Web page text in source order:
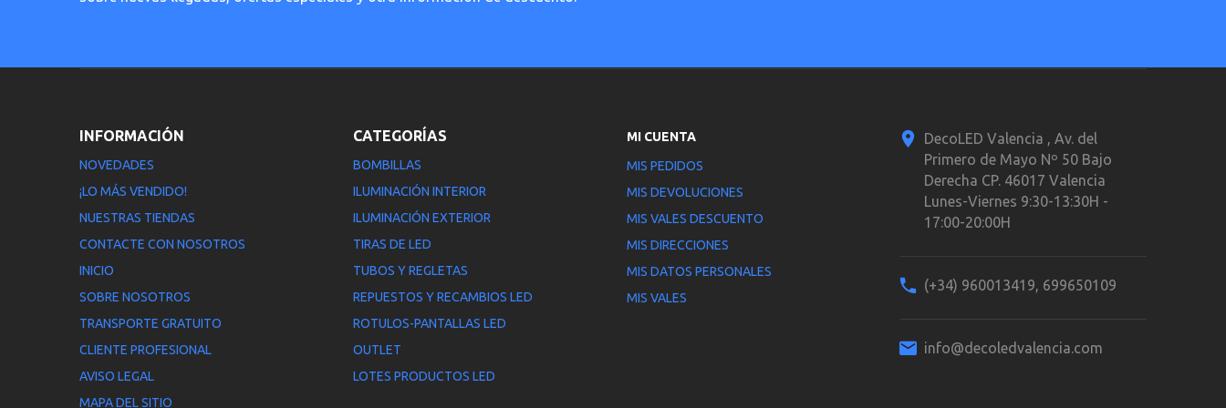
INFORMACIÓN
NOVEDADES
¡LO MÁS VENDIDO!
NUESTRAS TIENDAS
CONTACTE CON NOSOTROS
INICIO
SOBRE NOSOTROS
TRANSPORTE GRATUITO
CLIENTE PROFESIONAL
AVISO LEGAL
MAPA DEL SITIO
CATEGORÍAS
BOMBILLAS
ILUMINACIÓN INTERIOR
ILUMINACIÓN EXTERIOR
TIRAS DE LED
TUBOS Y REGLETAS
REPUESTOS Y RECAMBIOS LED
ROTULOS-PANTALLAS LED
OUTLET
LOTES PRODUCTOS LED
MI CUENTA
MIS PEDIDOS
MIS DEVOLUCIONES
MIS VALES DESCUENTO
MIS DIRECCIONES
MIS DATOS PERSONALES
MIS VALES
DecoLED Valencia , Av. del
Primero de Mayo Nº 50 Bajo
Derecha CP. 46017 Valencia
Lunes-Viernes 9:30-13:30H -
17:00-20:00H
(+34) 960013419, 699650109
info@decoledvalencia.com